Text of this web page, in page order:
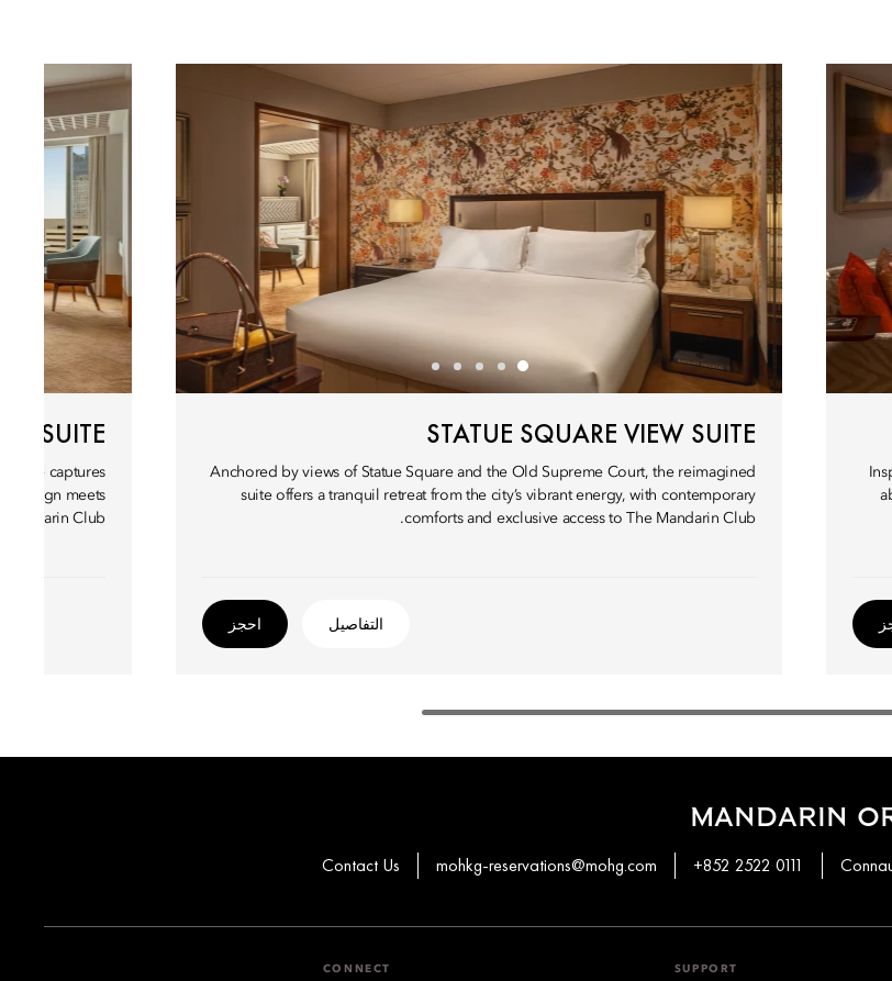
STATUE SQUARE VIEW SUITE
Anchored by views of Statue Square and the Old Supreme Court, the reimagined
suite offers a tranquil retreat from the city’s vibrant energy, with contemporary
comforts and exclusive access to The Mandarin Club.
التفاصيل احجز
SUITE
suite captures
design meets
Club.
MANDARIN
+852 2522 0111
mohkg-reservations@mohg.com
Contact Us
SUPPORT
CONNECT